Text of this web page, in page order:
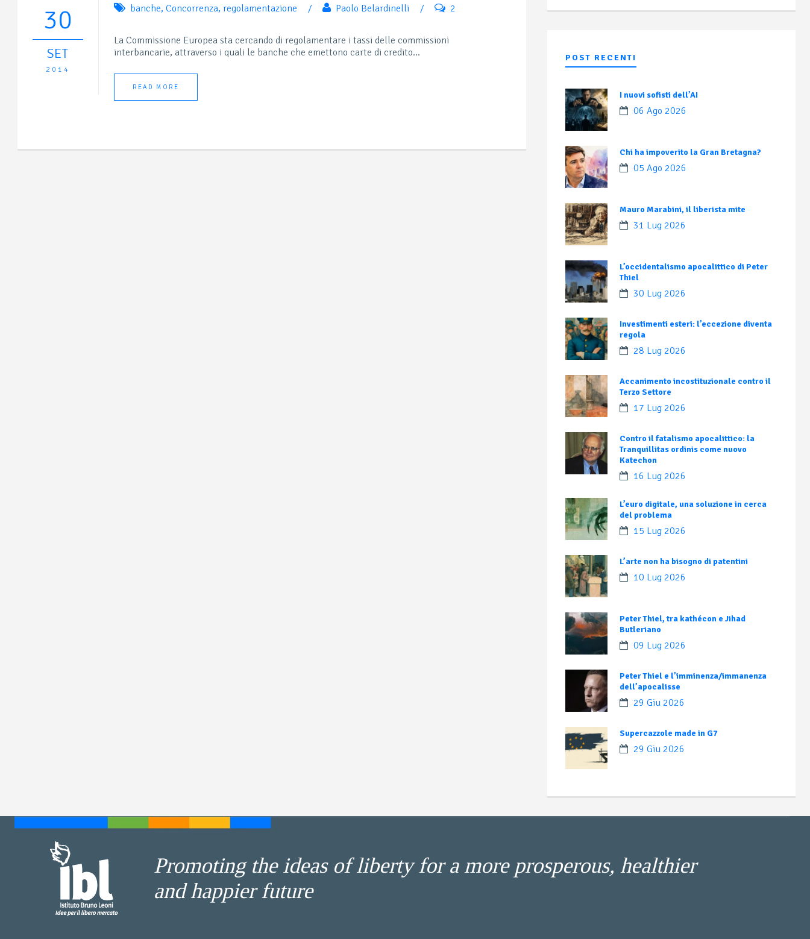
30
SET
2014
banche, Concorrenza, regolamentazione / Paolo Belardinelli / 2
La Commissione Europea sta cercando di regolamentare i tassi delle commissioni
interbancarie, attraverso i quali le banche che emettono carte di credito...
READ MORE
POST RECENTI
I nuovi sofisti dell’AI
06 Ago 2026
Chi ha impoverito la Gran Bretagna?
05 Ago 2026
Mauro Marabini, il liberista mite
31 Lug 2026
L’occidentalismo apocalittico di Peter
Thiel
30 Lug 2026
Investimenti esteri: l’eccezione diventa
regola
28 Lug 2026
Accanimento incostituzionale contro il
Terzo Settore
17 Lug 2026
Contro il fatalismo apocalittico: la
Tranquillitas ordinis come nuovo
Katechon
16 Lug 2026
L’euro digitale, una soluzione in cerca
del problema
15 Lug 2026
L’arte non ha bisogno di patentini
10 Lug 2026
Peter Thiel, tra kathécon e Jihad
Butleriano
09 Lug 2026
Peter Thiel e l’imminenza/immanenza
dell’apocalisse
29 Giu 2026
Supercazzole made in G7
29 Giu 2026
Promoting the ideas of liberty for a more prosperous, healthier
and happier future